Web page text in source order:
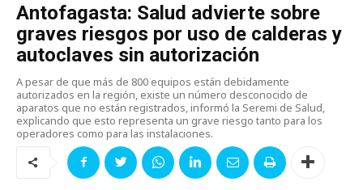
Antofagasta: Salud advierte sobre
graves riesgos por uso de calderas y
autoclaves sin autorización
A pesar de que más de 800 equipos están debidamente
autorizados en la región, existe un número desconocido de
aparatos que no están registrados, informó la Seremi de Salud,
explicando que esto representa un grave riesgo tanto para los
operadores como para las instalaciones.